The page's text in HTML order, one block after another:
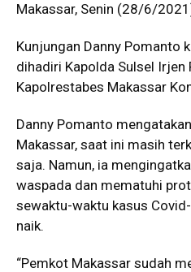
Makassar, Senin (28/6/
Kunjungan Danny Pomanto
dihadiri Kapolda Sulsel Irjen
Kapolrestabes Makassar
Danny Pomanto
Makassar, saat ini masih
saja. Namun, ia
waspada dan mematuhi
sewaktu-waktu kasus
naik.
“Pemkot Makassar sudah